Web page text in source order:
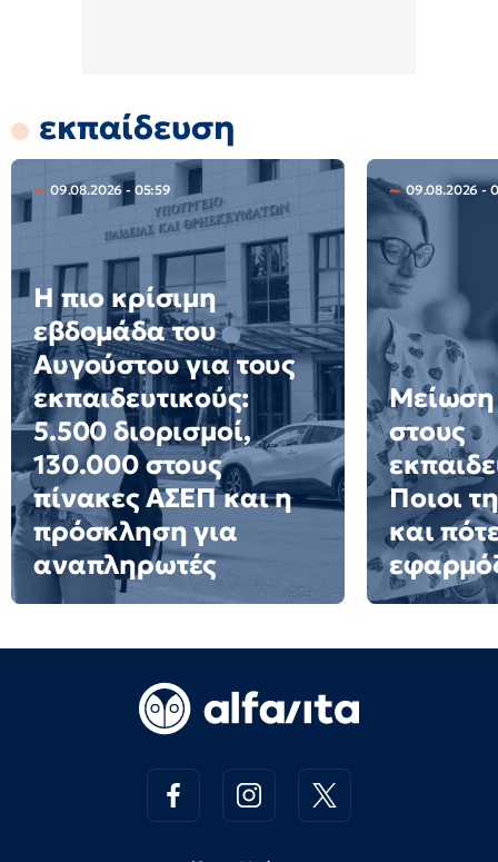
εκπαίδευση
09.08.2026 - 05:59
Η πιο κρίσιμη
εβδομάδα του
Αυγούστου για τους
εκπαιδευτικούς:
5.500 διορισμοί,
130.000 στους
πίνακες ΑΣΕΠ και η
πρόσκληση για
αναπληρωτές
09.08.2026 -
στους
Ποιοι
και